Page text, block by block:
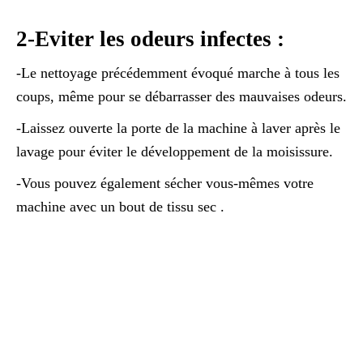
2-Eviter les odeurs infectes :
-Le nettoyage précédemment évoqué marche à tous les
coups, même pour se débarrasser des mauvaises odeurs.
-Laissez ouverte la porte de la machine à laver après le
lavage pour éviter le développement de la moisissure.
-Vous pouvez également sécher vous-mêmes votre
machine avec un bout de tissu sec .